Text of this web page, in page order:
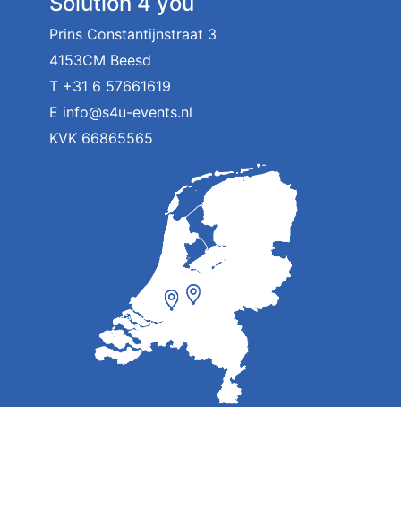
Prins Constantijnstraat 3
4153CM Beesd
T +31 6 57661619
E info@s4u-events.nl
KVK 66865565